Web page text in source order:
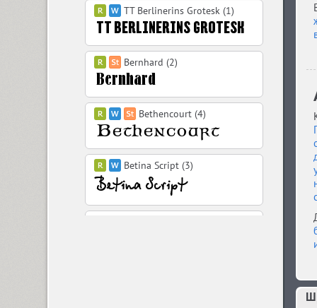
TT Berlinerins Grotesk (1)
Bernhard (2)
Bethencourt (4)
Betina Script (3)